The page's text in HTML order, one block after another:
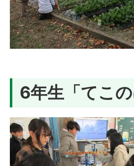
6年生「てこの